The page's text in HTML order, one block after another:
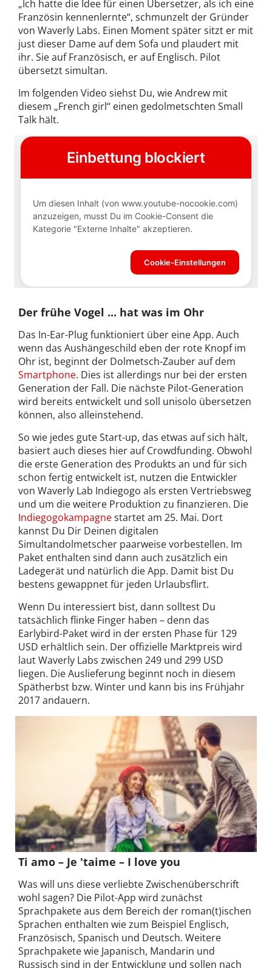
„Ich hatte die Idee für einen Übersetzer, als ich eine
Französin kennenlernte“, schmunzelt der Gründer
von Waverly Labs. Einen Moment später sitzt er mit
just dieser Dame auf dem Sofa und plaudert mit
ihr. Sie auf Französisch, er auf Englisch. Pilot
übersetzt simultan.
Im folgenden Video siehst Du, wie Andrew mit
diesem „French girl“ einen gedolmetschten Small
Talk hält.
Der frühe Vogel ... hat was im Ohr
Das In-Ear-Plug funktioniert über eine App. Auch
wenn das Aushängeschild eben der rote Knopf im
Ohr ist, beginnt der Dolmetsch-Zauber auf dem
Smartphone. Dies ist allerdings nur bei der ersten
Generation der Fall. Die nächste Pilot-Generation
wird bereits entwickelt und soll unisolo übersetzen
können, also alleinstehend.
So wie jedes gute Start-up, das etwas auf sich hält,
basiert auch dieses hier auf Crowdfunding. Obwohl
die erste Generation des Produkts an und für sich
schon fertig entwickelt ist, nutzen die Entwickler
von Waverly Lab Indiegogo als ersten Vertriebsweg
und um die weitere Produktion zu finanzieren. Die
Indiegogokampagnestartet am 25. Mai. Dort
kannst Du Dir Deinen digitalen
Simultandolmetscher paarweise vorbestellen. Im
Paket enthalten sind dann auch zusätzlich ein
Ladegerät und natürlich die App. Damit bist Du
bestens gewappnet für jeden Urlaubsflirt.
Wenn Du interessiert bist, dann solltest Du
tatsächlich flinke Finger haben – denn das
Earlybird-Paket wird in der ersten Phase für 129
USD erhältlich sein. Der offizielle Marktpreis wird
laut Waverly Labs zwischen 249 und 299 USD
liegen. Die Auslieferung beginnt noch in diesem
Spätherbst bzw. Winter und kann bis ins Frühjahr
2017 andauern.
Ti amo – Je 'taime – I love you
Was will uns diese verliebte Zwischenüberschrift
wohl sagen? Die Pilot-App wird zunächst
Sprachpakete aus dem Bereich der roman(t)ischen
Sprachen enthalten wie zum Beispiel Englisch,
Französisch, Spanisch und Deutsch. Weitere
Sprachpakete wie Japanisch, Mandarin und
Russisch sind in der Entwicklung und sollen nach